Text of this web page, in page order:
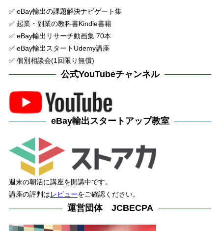
✅ eBay輸出の課題解決ナビゲート集
✅ 起業・副業の教科書Kindle書籍
✅ eBay輸出リサーチ動画集 70本
✅ eBay輸出スタートUdemy講座
✅ 個別相談会(1回限り無償)
公式YouTubeチャンネル
eBay輸出スタートアップ教室
週末の朝活に講座を開講中です。
講座の評判はレビューをご確認ください。
運営団体 JCBECPA